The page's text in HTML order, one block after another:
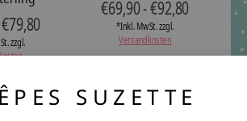
zzgl.
€69,90 - €92,80
*Inkl. MwSt. zzgl.
Versandkosten
SUZETTE